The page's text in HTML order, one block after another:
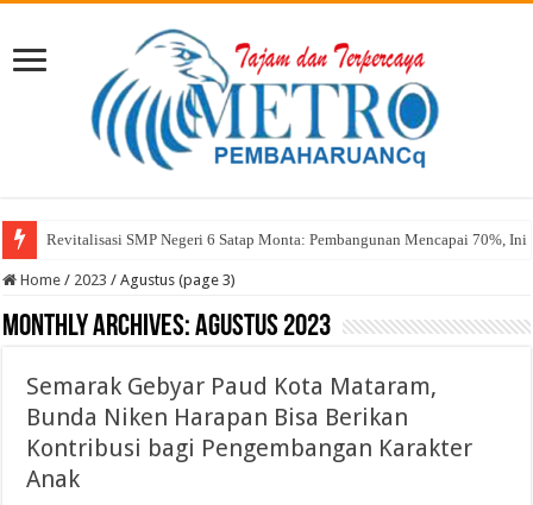
Revitalisasi SMP Negeri 6 Satap Monta: Pembangunan Mencapai 70%,
Sekda Abul: Pelantikan adalah Pengakuan Kompetensi
Home / 2023 / Agustus (page 3)
Monthly Archives:Agustus 2023
Semarak Gebyar Paud Kota Mataram,
Bunda Niken Harapan Bisa Berikan
Kontribusi bagi Pengembangan Karakter
Anak